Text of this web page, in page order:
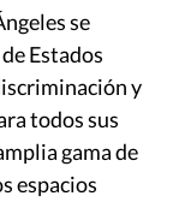
se
Estados
y
todos sus
gama de
espacios